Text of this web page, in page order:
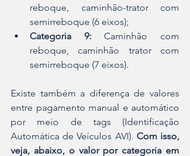
reboque, caminhão-trator com
semirreboque (6 eixos);
Categoria 9: Caminhão com
reboque, caminhão trator com
semirreboque (7 eixos).
Existe também a diferença de valores
entre pagamento manual e automático
por meio de tags (Identificação
Automática de Veículos AVI). Com isso,
veja, abaixo, o valor por categoria em